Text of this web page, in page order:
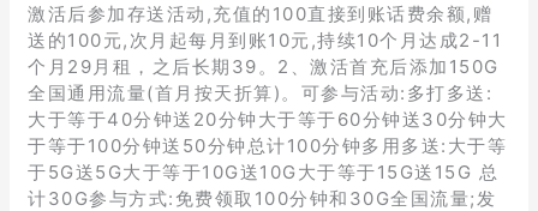
激活后参加存送活动,充值的100直接到账话费余额,赠
送的100元,次月起每月到账10元,持续10个月达成2-11
个月29月租，之后长期39。2、激活首充后添加150G
全国通用流量(首月按天折算)。可参与活动:多打多送:
大于等于40分钟送20分钟大于等于60分钟送30分钟大
于等于100分钟送50分钟总计100分钟多用多送:大于等
于5G送5G大于等于10G送10G大于等于15G送15G 总
计30G参与方式:免费领取100分钟和30G全国流量;发